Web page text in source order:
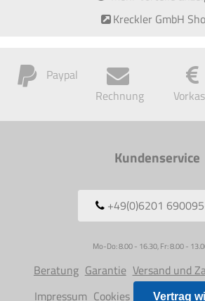
Kreckler GmbH
Paypal
Rechnung
Kundenservice
+49(0)6201
Mo-Do: 8.00 - 16.30, Fr: 8.00 -
Beratung Garantie Versand und
Impressum Cookies Vertrag